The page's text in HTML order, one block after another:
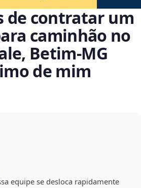
de contratar um
caminhão no
Betim‑MG
de mim
equipe se desloca rapidamente